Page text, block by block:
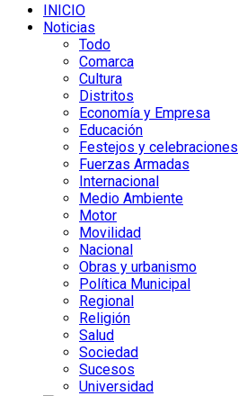
INICIO
Noticias
Todo
Comarca
Cultura
Distritos
Economía y Empresa
Educación
Festejos y celebraciones
Fuerzas Armadas
Internacional
Medio Ambiente
Motor
Movilidad
Nacional
Obras y urbanismo
Política Municipal
Regional
Religión
Salud
Sociedad
Sucesos
Universidad